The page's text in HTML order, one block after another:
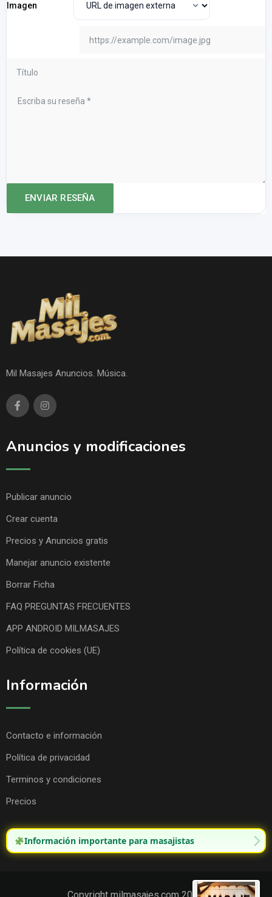
Imagen
Mil Masajes Anuncios. Música.
Anuncios y modificaciones
Publicar anuncio
Crear cuenta
Precios y Anuncios gratis
Manejar anuncio existente
Borrar Ficha
FAQ PREGUNTAS FRECUENTES
APP ANDROID MILMASAJES
Política de cookies (UE)
Información
Contacto e información
Política de privacidad
Terminos y condiciones
Precios
Información importante para masajistas